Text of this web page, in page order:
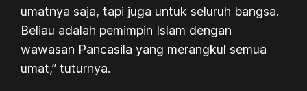
umatnya saja, tapi juga untuk seluruh bangsa.
Beliau adalah pemimpin Islam dengan
wawasan Pancasila yang merangkul semua
umat,” tuturnya.